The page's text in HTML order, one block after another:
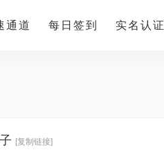
通道 每日签到 实名认证
[复制链接]